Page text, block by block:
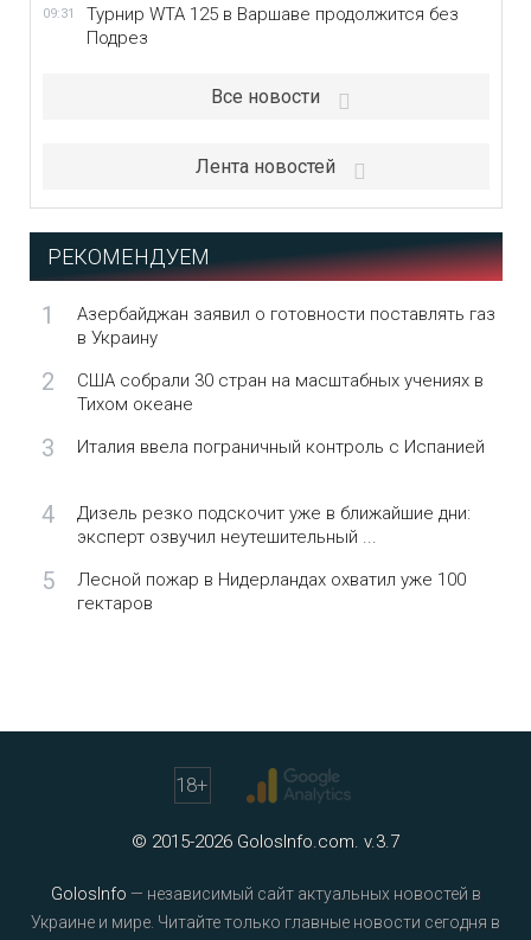
09:31
Турнир WTA 125 в Варшаве продолжится без
Подрез
Все новости
Лента новостей
РЕКОМЕНДУЕМ
1
Азербайджан заявил о готовности поставлять газ
в Украину
2
США собрали 30 стран на масштабных учениях в
Тихом океане
3 Италия ввела пограничный контроль с Испанией
4
Дизель резко подскочит уже в ближайшие дни:
эксперт озвучил неутешительный ...
5
Лесной пожар в Нидерландах охватил уже 100
гектаров
18+
© 2015-2026 GolosInfo.com. v.3.7
GolosInfo — независимый сайт актуальных новостей в
Украине и мире. Читайте только главные новости сегодня в